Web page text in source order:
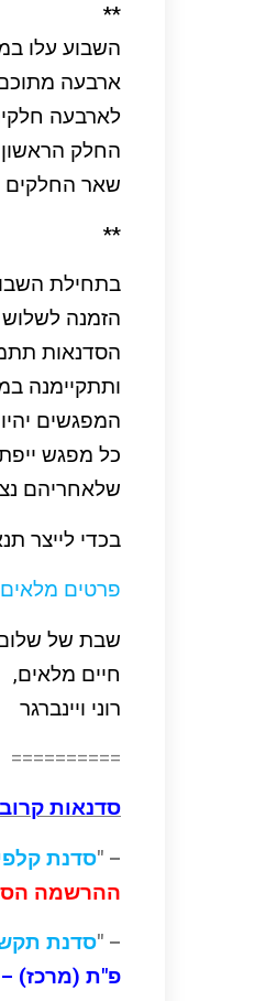
**
השבוע עלו
ארבעה מתוכם
לארבעה
החלק הראשון
שאר החלקים
**
בתחילת
הזמנה
הסדנאות
ותתקיימנה
המפגשים
כל מפגש
שלאחריהם
בכדי לייצר
פרטים
שבת של
חיים מלאים,
רוני ויינברגר
==========
סדנאות
– "סדנת
ההרשמה
– "סדנת
פ"ת (מרכז) –